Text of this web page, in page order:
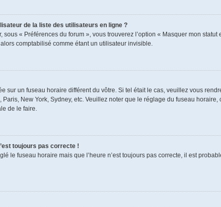
de la liste des utilisateurs en ligne ?
sous « Préférences du forum », vous trouverez l’option « Masquer mon
comptabilisé comme étant un utilisateur invisible.
sur un fuseau horaire différent du vôtre. Si tel était le cas, veuillez vous
New York, Sydney, etc. Veuillez noter que le réglage du fuseau
de le faire.
toujours pas correcte !
le fuseau horaire mais que l’heure n’est toujours pas correcte, il est